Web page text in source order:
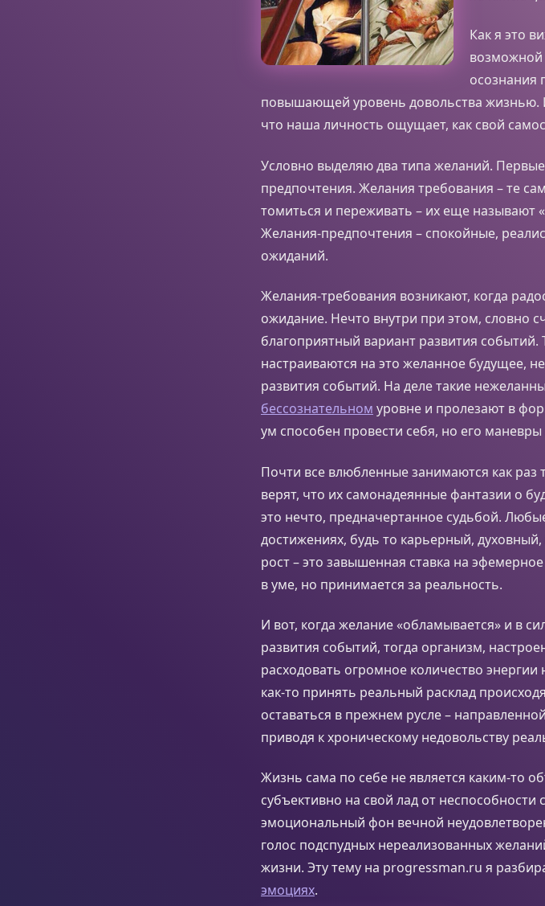
Как я это
возможной
осознания
повышающей уровень довольства
что наша личность ощущает, как свой
Условно выделяю два типа желаний.
предпочтения. Желания требования – те
томиться и переживать – их еще
Желания-предпочтения – спокойные,
ожиданий.
Желания-требования возникают, когда
ожидание. Нечто внутри при этом, словно
благоприятный вариант развития
настраиваются на это желанное будущее,
развития событий. На деле такие
бессознательном уровне и пролезают в
ум способен провести себя, но его
Почти все влюбленные занимаются как
верят, что их самонадеянные фантазии о
это нечто, предначертанное судьбой.
достижениях, будь то карьерный,
рост – это завышенная ставка на
в уме, но принимается за реальность.
И вот, когда желание «обламывается» и в
развития событий, тогда организм,
расходовать огромное количество
как-то принять реальный расклад
оставаться в прежнем русле –
приводя к хроническому недовольству
Жизнь сама по себе не является каким-то
субъективно на свой лад от
эмоциональный фон вечной
голос подспудных нереализованных
жизни. Эту тему на progressman.ru я
эмоциях.